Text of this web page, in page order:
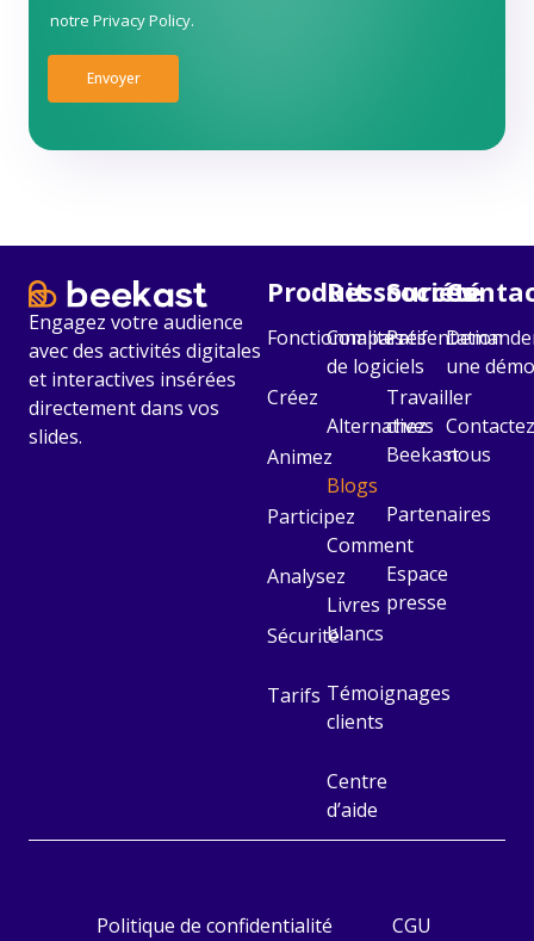
notre Privacy Policy.​​
Envoyer
Engagez votre audience
avec des activités digitales
et interactives insérées
directement dans vos
slides.
Produit
Fonctionnalités
Créez
Animez
Participez
Analysez
Sécurité
Tarifs
Ressources
Comparatif
de logiciels
Alternatives
Blogs
Comment
Livres
blancs
Témoignages
clients
Centre
d’aide
Société​
Présentation
Travailler
chez
Beekast
Partenaires
Espace
presse
une démo
nous
Politique de confidentialité CGU